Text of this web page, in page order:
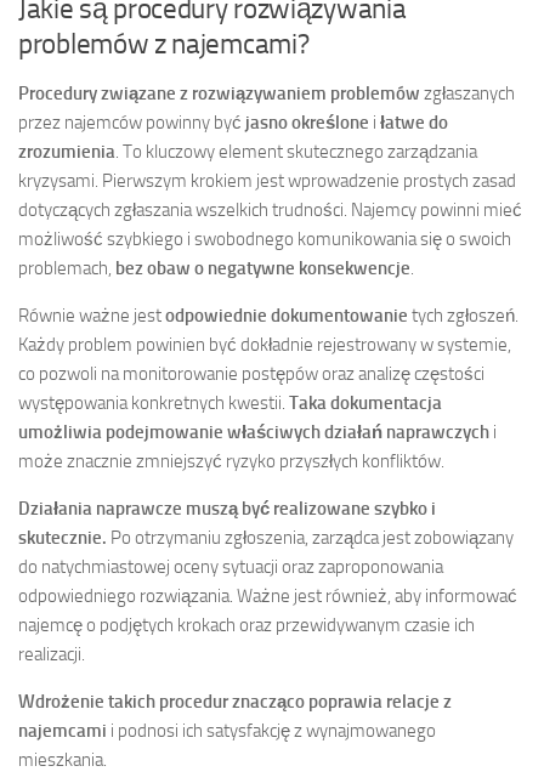
Jakie są procedury rozwiązywania
problemów z najemcami?
Procedury związane z rozwiązywaniem problemów zgłaszanych
przez najemców powinny być jasno określone i łatwe do
zrozumienia. To kluczowy element skutecznego zarządzania
kryzysami. Pierwszym krokiem jest wprowadzenie prostych zasad
dotyczących zgłaszania wszelkich trudności. Najemcy powinni mieć
możliwość szybkiego i swobodnego komunikowania się o swoich
problemach, bez obaw o negatywne konsekwencje.
Równie ważne jestodpowiednie dokumentowanie tych zgłoszeń.
Każdy problem powinien być dokładnie rejestrowany w systemie,
co pozwoli na monitorowanie postępów oraz analizę częstości
występowania konkretnych kwestii. Taka dokumentacja
umożliwia podejmowanie właściwych działań naprawczych i
może znacznie zmniejszyć ryzyko przyszłych konfliktów.
Działania naprawcze muszą być realizowane szybko i
skutecznie. Po otrzymaniu zgłoszenia, zarządca jest zobowiązany
do natychmiastowej oceny sytuacji oraz zaproponowania
odpowiedniego rozwiązania. Ważne jest również, aby informować
najemcę o podjętych krokach oraz przewidywanym czasie ich
realizacji.
Wdrożenie takich procedur znacząco poprawia relacje z
najemcami i podnosi ich satysfakcję z wynajmowanego
mieszkania.